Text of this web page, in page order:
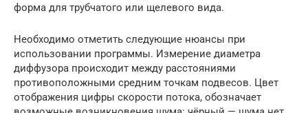
форма для трубчатого или щелевого вида.
Необходимо отметить следующие нюансы при
использовании программы. Измерение диаметра
диффузора происходит между расстояниями
противоположными средним точкам подвесов. Цвет
отображения цифры скорости потока, обозначает